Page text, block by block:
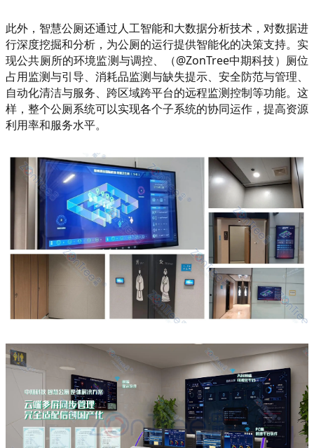
此外，智慧公厕还通过人工智能和大数据分析技术，对数据进
行深度挖掘和分析，为公厕的运行提供智能化的决策支持。实
现公共厕所的环境监测与调控、（@ZonTree中期科技）厕位
占用监测与引导、消耗品监测与缺失提示、安全防范与管理、
自动化清洁与服务、跨区域跨平台的远程监测控制等功能。这
样，整个公厕系统可以实现各个子系统的协同运作，提高资源
利用率和服务水平。